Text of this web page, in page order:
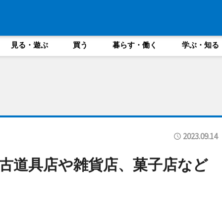
見る・遊ぶ 買う 暮らす・働く 学ぶ・知る
2023.09.14
道具店や雑貨店、菓子店など